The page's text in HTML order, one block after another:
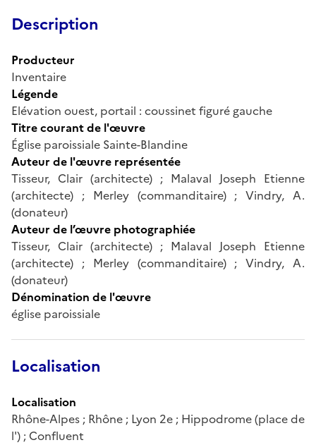
Description
Producteur
Inventaire
Légende
Elévation ouest, portail : coussinet figuré gauche
Titre courant de l'œuvre
Église paroissiale Sainte-Blandine
Auteur de l'œuvre représentée
Tisseur, Clair (architecte) ; Malaval Joseph Etienne
(architecte) ; Merley (commanditaire) ; Vindry, A.
(donateur)
Auteur de l’œuvre photographiée
Tisseur, Clair (architecte) ; Malaval Joseph Etienne
(architecte) ; Merley (commanditaire) ; Vindry, A.
(donateur)
Dénomination de l'œuvre
église paroissiale
Localisation
Localisation
Rhône-Alpes ; Rhône ; Lyon 2e ; Hippodrome (place de
l') ; Confluent